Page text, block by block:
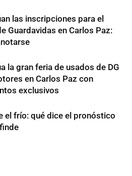
las inscripciones para el
Guardavidas en Carlos Paz:
la gran feria de usados de DG
en Carlos Paz con
exclusivos
el frío: qué dice el pronóstico